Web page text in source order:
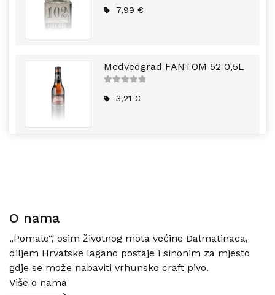
5
7,99€
Medvedgrad FANTOM 52 0,5L
5
3,21€
O nama
„Pomalo“, osim životnog mota većine Dalmatinaca,
diljem Hrvatske lagano postaje i sinonim za mjesto
gdje se može nabaviti vrhunsko craft pivo.
Više o nama